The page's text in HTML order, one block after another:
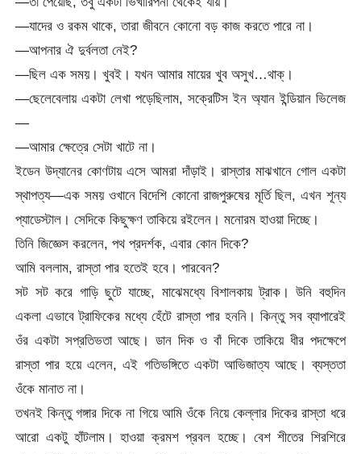
—যাদের ও রকম থাকে, তারা জীবনে কোনো বড় কাজ করতে পারে না।
—আপনার ঐ দুর্বলতা নেই?
—ছিল এক সময়। খুবই। যখন আমার মায়ের খুব অসুখ…থাক্।
—ছেলেবেলায় একটা লেখা পড়েছিলাম, সক্রেটিস ইন অ্যান ইন্ডিয়ান ভিলেজ
—
—আমার ক্ষেত্রে সেটা খাটে না।
ইডেন উদ্যানের কোণটায় এসে আমরা দাঁড়াই। রাস্তার মাঝখানে গোল একটা
স্থাপত্য—এক সময় ওখানে বিদেশি কোনো রাজপুরুষের মূর্তি ছিল, এখন শূন্য
প্যাডেস্টাল। সেদিকে কিছুক্ষণ তাকিয়ে রইলেন। মনোরম হাওয়া দিচ্ছে।
তিনি জিজ্ঞেস করলেন, পথ প্রদর্শক, এবার কোন দিকে?
আমি বললাম, রাস্তা পার হতেই হবে। পারবেন?
সট সট করে গাড়ি ছুটে যাচ্ছে, মাঝেমধ্যে বিশালকায় ট্রাক। উনি বহুদিন
একলা এভাবে ট্রাফিকের মধ্যে হেঁটে রাস্তা পার হননি। কিন্তু সব ব্যাপারেই
ওঁর একটা সপ্রতিভতা আছে। ডান দিক ও বাঁ দিকে তাকিয়ে ধীর পদক্ষেপে
রাস্তা পার হয়ে এলেন, এই গতিভঙ্গিতে একটা আভিজাত্য আছে। ব্যস্ততা
ওঁকে মানাত না।
তখনই কিন্তু গঙ্গার দিকে না গিয়ে আমি ওঁকে নিয়ে কেল্লার দিকের রাস্তা ধরে
আরো একটু হাঁটলাম। হাওয়া ক্রমশ প্রবল হচ্ছে। বেশ শীতের শিরশিরে